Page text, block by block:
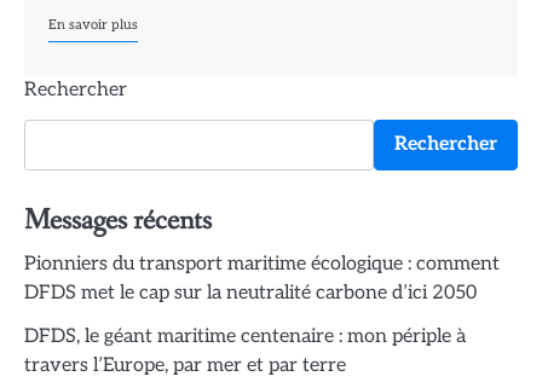
En savoir plus
Rechercher
Rechercher
Messages récents
Pionniers du transport maritime écologique : comment
DFDS met le cap sur la neutralité carbone d’ici 2050
DFDS, le géant maritime centenaire : mon périple à
travers l’Europe, par mer et par terre